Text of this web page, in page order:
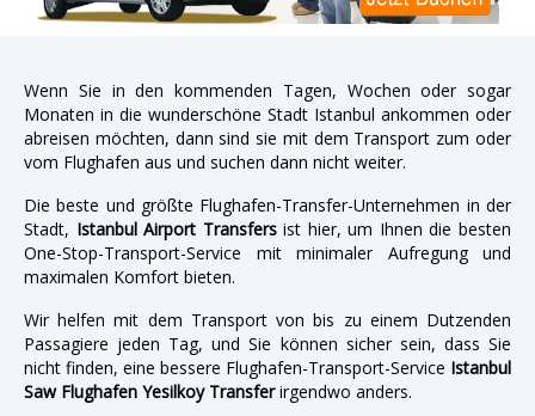
Wenn Sie in den kommenden Tagen, Wochen oder sogar
Monaten in die wunderschöne Stadt Istanbul ankommen oder
abreisen möchten, dann sind sie mit dem Transport zum oder
vom Flughafen aus und suchen dann nicht weiter.
Die beste und größte Flughafen-Transfer-Unternehmen in der
Stadt, Istanbul Airport Transfersist hier, um Ihnen die besten
One-Stop-Transport-Service mit minimaler Aufregung und
maximalen Komfort bieten.
Wir helfen mit dem Transport von bis zu einem Dutzenden
Passagiere jeden Tag, und Sie können sicher sein, dass Sie
nicht finden, eine bessere Flughafen-Transport-Service Istanbul
Saw Flughafen Yesilkoy Transferirgendwo anders.